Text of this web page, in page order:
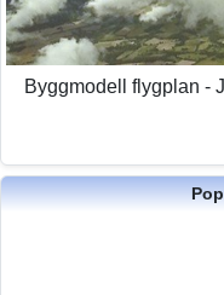
Byggmodell flygplan -